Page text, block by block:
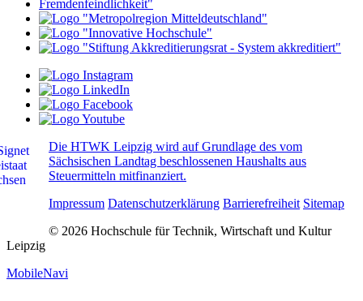
Die HTWK Leipzig wird auf Grundlage des vom
Sächsischen Landtag beschlossenen Haushalts aus
Steuermitteln mitfinanziert.
Impressum Datenschutzerklärung Barrierefreiheit Sitemap
© 2026 Hochschule für Technik, Wirtschaft und Kultur
Leipzig
MobileNavi